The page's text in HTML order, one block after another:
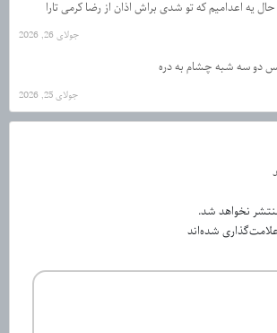
یه اعدامیم که تو شدی براش اذان از رضا کرمی تارا
جولای 26, 2026
دو سه شبه چشام به دره
جولای 25, 2026
نخواهد شد.
شده‌اند